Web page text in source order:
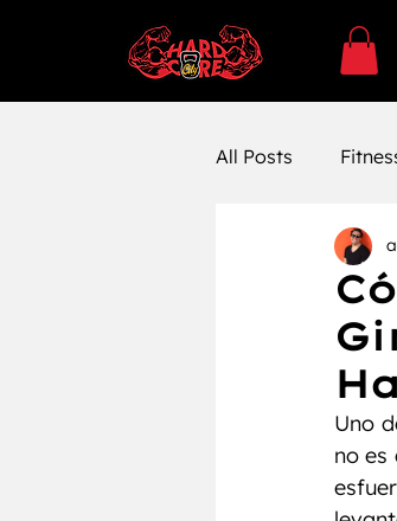
All Posts
Entrenamiento
Farmacología
Uno
no